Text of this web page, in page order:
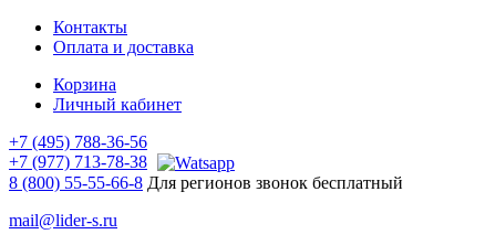
Контакты
Оплата и доставка
Корзина
Личный кабинет
+7 (495) 788-36-56
+7 (977) 713-78-38
8 (800) 55-55-66-8 Для регионов звонок бесплатный
mail@lider-s.ru